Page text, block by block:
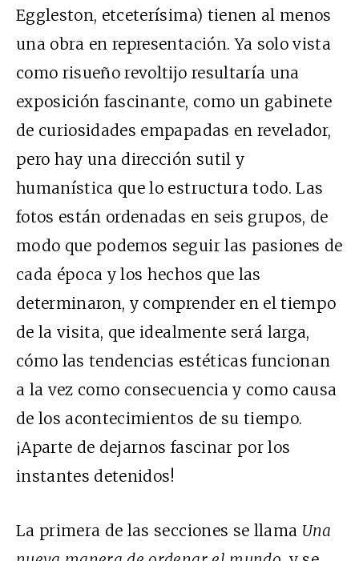
Eggleston, etceterísima) tienen al menos
una obra en representación. Ya solo vista
como risueño revoltijo resultaría una
exposición fascinante, como un gabinete
de curiosidades empapadas en revelador,
pero hay una dirección sutil y
humanística que lo estructura todo. Las
fotos están ordenadas en seis grupos, de
modo que podemos seguir las pasiones de
cada época y los hechos que las
determinaron, y comprender en el tiempo
de la visita, que idealmente será larga,
cómo las tendencias estéticas funcionan
a la vez como consecuencia y como causa
de los acontecimientos de su tiempo.
¡Aparte de dejarnos fascinar por los
instantes detenidos!
La primera de las secciones se llama Una